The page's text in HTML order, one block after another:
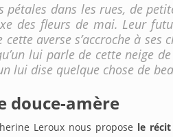
pétales dans les rues, de
des fleurs de mai. Leur
cette averse s’accroche à
lui parle de cette neige
lui dise quelque chose de
douce-amère
Leroux nous propose le